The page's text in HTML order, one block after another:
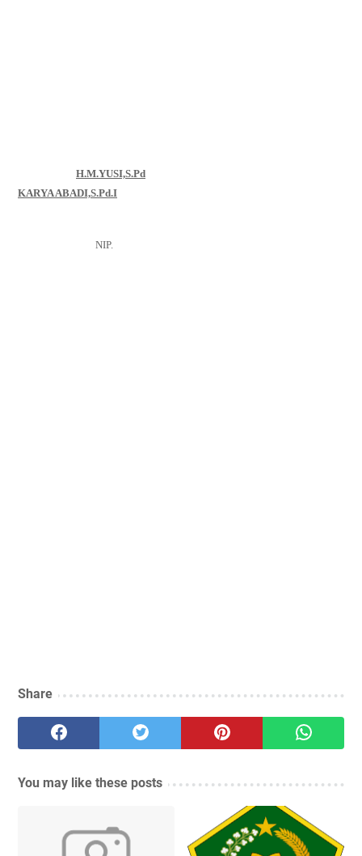
H.M.YUSI,S.Pd
KARYA ABADI,S.Pd.I
NIP.
Share
You may like these posts